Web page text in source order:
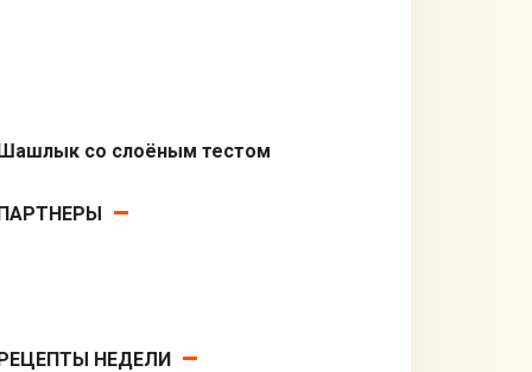
со слоёным тестом
НЕДЕЛИ